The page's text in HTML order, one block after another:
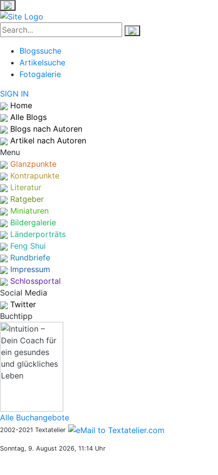
Blogssuche
Artikelsuche
Fotogalerie
SIGN IN
Home
Alle Blogs
Blogs nach Autoren
Artikel nach Autoren
Menu
Glanzpunkte
Kontrapunkte
Literatur
Ratgeber
Miniaturen
Bildergalerie
Länderporträts
Feng Shui
Rundbriefe
Impressum
Schlossportal
Social Media
Twitter
Buchtipp
Alle Buchangebote
2002-2021 Textatelier
Sonntag, 9. August 2026, 11:14 Uhr